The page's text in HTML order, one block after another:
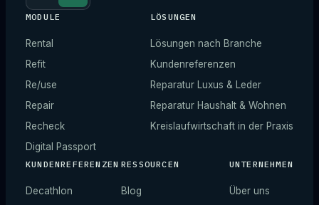
MODULE
Rental
Refit
Re/use
Repair
Recheck
Digital Passport
LÖSUNGEN
Lösungen nach Branche
Kundenreferenzen
Reparatur Luxus & Leder
Reparatur Haushalt & Wohnen
Kreislaufwirtschaft in der Praxis
KUNDENREFERENZEN
Decathlon
RESSOURCEN
Blog
UNTERNEHMEN
Über uns